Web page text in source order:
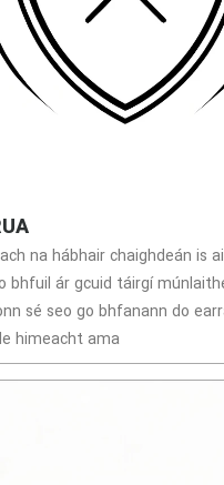
na hábhair chaighdeán is
bhfuil ár gcuid táirgí
sé seo go bhfanann do
himeacht ama